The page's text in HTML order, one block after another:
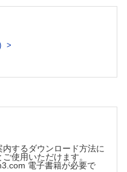
がん （手島直則）
貴夫）
）
するダウンロード方法に
使用いただけます。
電子書籍が必要で